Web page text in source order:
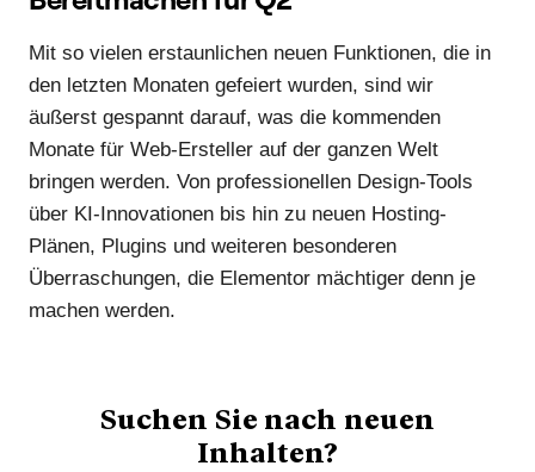
Mit so vielen erstaunlichen neuen Funktionen, die in
den letzten Monaten gefeiert wurden, sind wir
äußerst gespannt darauf, was die kommenden
Monate für Web-Ersteller auf der ganzen Welt
bringen werden. Von professionellen Design-Tools
über KI-Innovationen bis hin zu neuen Hosting-
Plänen, Plugins und weiteren besonderen
Überraschungen, die Elementor mächtiger denn je
machen werden.
Suchen Sie nach neuen
Inhalten?